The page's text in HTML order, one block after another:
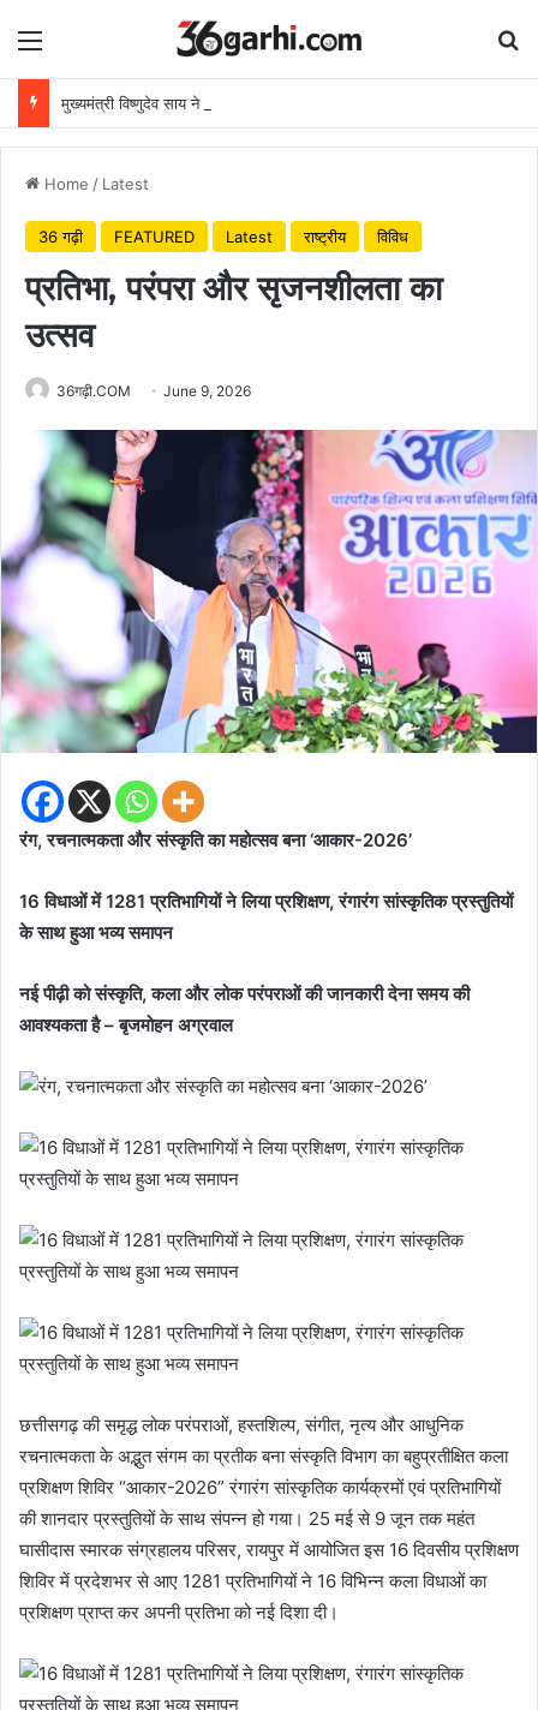
Menu
Home / Latest
36 गढ़ी FEATURED Latest राष्ट्रीय विविध
प्रतिभा, परंपरा और सृजनशीलता का
उत्सव
36गढ़ी.COM June 9, 2026
रंग, रचनात्मकता और संस्कृति का महोत्सव बना ‘आकार-2026’
16 विधाओं में 1281 प्रतिभागियों ने लिया प्रशिक्षण, रंगारंग सांस्कृतिक प्रस्तुतियों
के साथ हुआ भव्य समापन
नई पीढ़ी को संस्कृति, कला और लोक परंपराओं की जानकारी देना समय की
आवश्यकता है – बृजमोहन अग्रवाल
छत्तीसगढ़ की समृद्ध लोक परंपराओं, हस्तशिल्प, संगीत, नृत्य और आधुनिक
रचनात्मकता के अद्भुत संगम का प्रतीक बना संस्कृति विभाग का बहुप्रतीक्षित कला
प्रशिक्षण शिविर “आकार-2026” रंगारंग सांस्कृतिक कार्यक्रमों एवं प्रतिभागियों
की शानदार प्रस्तुतियों के साथ संपन्न हो गया। 25 मई से 9 जून तक महंत
घासीदास स्मारक संग्रहालय परिसर, रायपुर में आयोजित इस 16 दिवसीय प्रशिक्षण
शिविर में प्रदेशभर से आए 1281 प्रतिभागियों ने 16 विभिन्न कला विधाओं का
प्रशिक्षण प्राप्त कर अपनी प्रतिभा को नई दिशा दी।